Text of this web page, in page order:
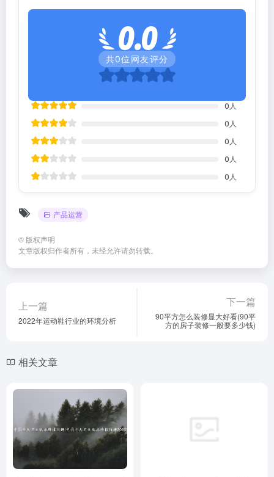
0.0
共0位网友评分
0 人
0 人
0 人
0 人
0 人
产品运营
© 版权声明
文章版权归作者所有，未经允许请勿转载。
上一篇
2022年运动鞋行业的环境分析
下一篇
90平方怎么装修显大好看(90平
方的房子装修一般要多少钱)
相关文章